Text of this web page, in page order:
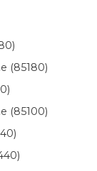
(85180)
(85100)